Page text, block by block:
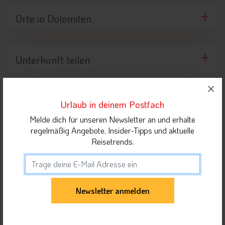
Orte in Dolomiten
Unterkunft teilen
folgende Unterkünfte interessiert
Urlaub in deinem Postfach
Melde dich für unseren Newsletter an und erhalte
regelmäßig Angebote, Insider-Tipps und aktuelle
Reisetrends.